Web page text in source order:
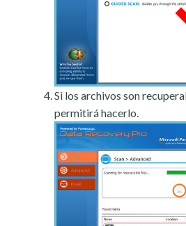
Si los archivos son
permitirá hacerlo.